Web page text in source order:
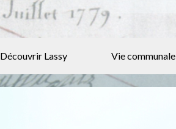
Découvrir Lassy Vie communale